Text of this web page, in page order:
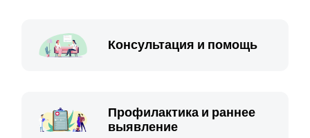
Консультация и помощь
Профилактика и раннее
выявление